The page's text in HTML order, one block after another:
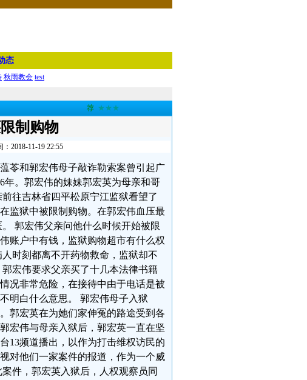
态
秋雨教会 test
荐 ★★★
制购物
2018-11-19 22:55
苓和郭宏伟母子敲诈勒索案曾引起广
年。郭宏伟的妹妹郭宏英为母亲和哥
往吉林省四平松原宁江监狱看望了
监狱中被限制购物。在郭宏伟血压最
郭宏伟父亲问他什么时候开始被限
账户中有钱，监狱购物超市有什么权
时刻都离不开药物救命，监狱却不
宏伟要求父亲买了十几本法律书籍
况非常危险，在接待中由于电话是被
明白什么意思。 郭宏伟母子入狱
郭宏英在为她们家伸冤的路途受到各
宏伟与母亲入狱后，郭宏英一直在坚
13频道播出，以作为打击维权访民的
对他们一家案件的报道，作为一个威
件，郭宏英入狱后，人权观察员同